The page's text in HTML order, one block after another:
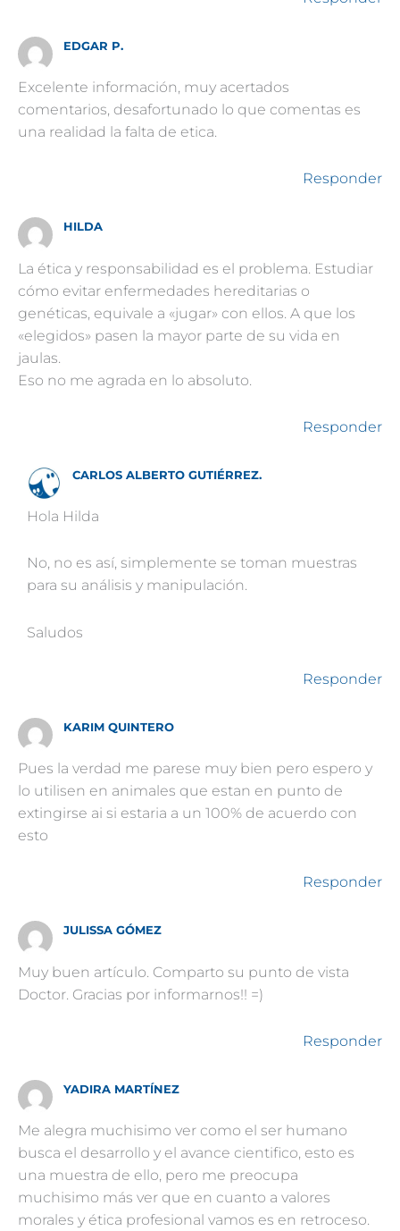
EDGAR P.
Excelente información, muy acertados
comentarios, desafortunado lo que comentas es
una realidad la falta de etica.
Responder
HILDA
La ética y responsabilidad es el problema. Estudiar
cómo evitar enfermedades hereditarias o
genéticas, equivale a «jugar» con ellos. A que los
«elegidos» pasen la mayor parte de su vida en
jaulas.
Eso no me agrada en lo absoluto.
Responder
CARLOS ALBERTO GUTIÉRREZ.
Hola Hilda
No, no es así, simplemente se toman muestras
para su análisis y manipulación.
Saludos
Responder
KARIM QUINTERO
Pues la verdad me parese muy bien pero espero y
lo utilisen en animales que estan en punto de
extingirse ai si estaria a un 100% de acuerdo con
esto
Responder
JULISSA GÓMEZ
Muy buen artículo. Comparto su punto de vista
Doctor. Gracias por informarnos!! =)
Responder
YADIRA MARTÍNEZ
Me alegra muchisimo ver como el ser humano
busca el desarrollo y el avance cientifico, esto es
una muestra de ello, pero me preocupa
muchisimo más ver que en cuanto a valores
morales y ética profesional vamos es en retroceso.